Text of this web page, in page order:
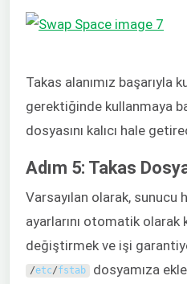
Takas alanımız
gerektiğinde kullanmaya
dosyasını kalıcı hale
Adım 5: Takas
Varsayılan olarak, sunucu
ayarlarını otomatik olarak
değiştirmek ve işi
/etc/fstab dosyamıza